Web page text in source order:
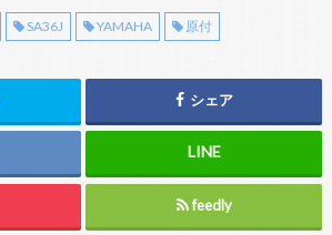
SA36J YAMAHA 原付
シェア
feedly